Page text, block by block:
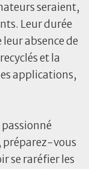
seraient,
Leur durée
absence de
et la
applications,
préparez-vous
se raréfier les